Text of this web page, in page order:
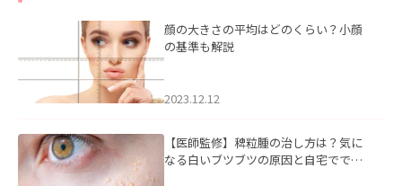
顔の大きさの平均はどのくらい？小顔
の基準も解説
2023.12.12
【医師監修】稗粒腫の治し方は？気に
なる白いブツブツの原因と自宅ででき